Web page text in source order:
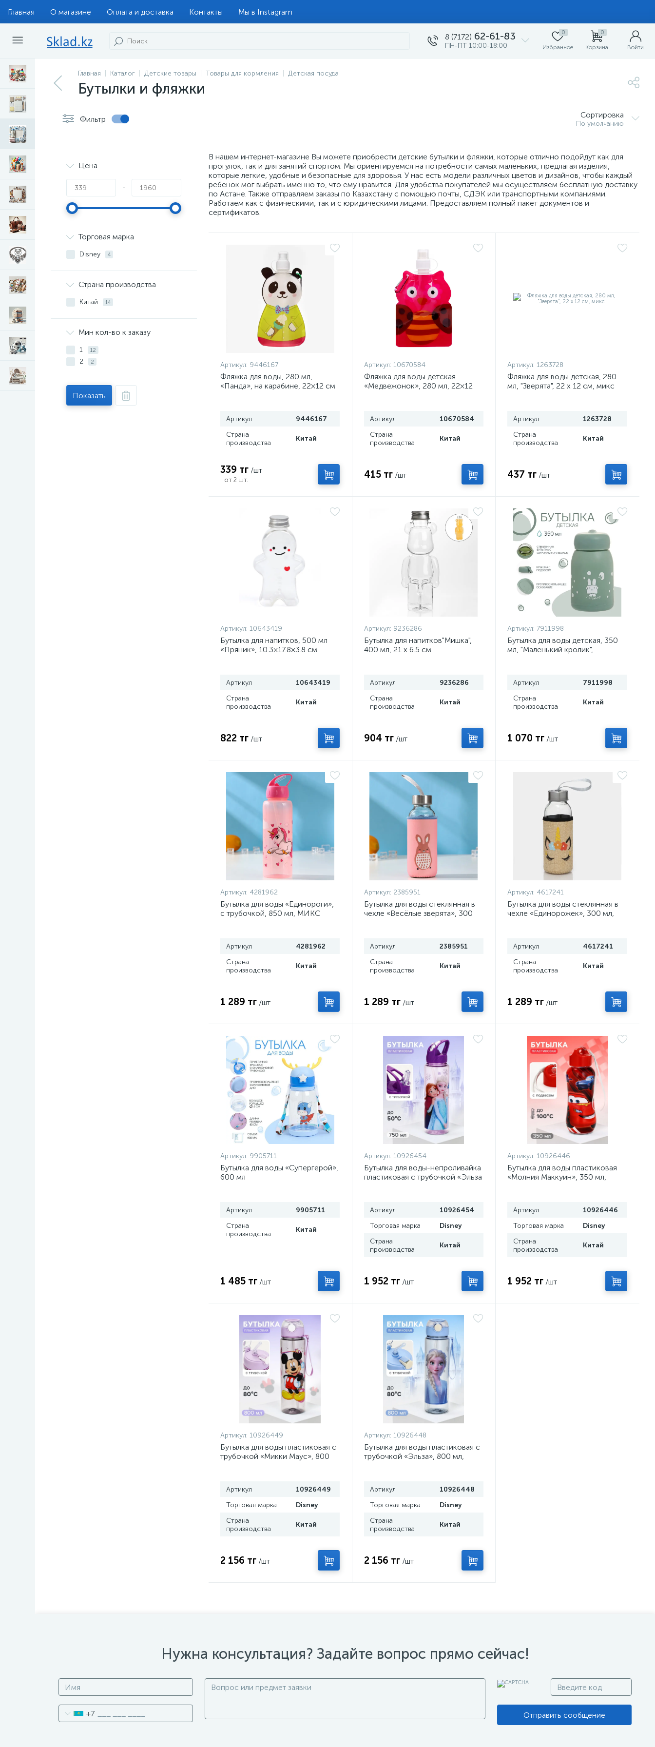
Главная О магазине Оплата и доставка Контакты Мы в Instagram
8 (7172) 62-61-83
ПН-ПТ 10:00-18:00
0
Избранное
0
Корзина Войти
Главная Каталог Детские товары Товары для кормления Детская посуда
Бутылки и фляжки
Фильтр Сортировка
По умолчанию
Цена
-
Торговая марка
Disney 4
Страна производства
Китай 14
Мин кол-во к заказу
1 12
2 2
Показать
В нашем интернет-магазине Вы можете приобрести детские бутылки и фляжки, которые отлично подойдут как для
прогулок, так и для занятий спортом. Мы ориентируемся на потребности самых маленьких, предлагая изделия,
которые легкие, удобные и безопасные для здоровья. У нас есть модели различных цветов и дизайнов, чтобы каждый
ребенок мог выбрать именно то, что ему нравится. Для удобства покупателей мы осуществляем бесплатную доставку
по Астане. Также отправляем заказы по Казахстану с помощью почты, СДЭК или транспортными компаниями.
Работаем как с физическими, так и с юридическими лицами. Предоставляем полный пакет документов и
сертификатов.
Артикул: 9446167
Фляжка для воды, 280 мл,
«Панда», на карабине, 22×12 см
Артикул
9446167
Страна
производства
Китай
339 тг /шт
от 2 шт.
Артикул: 10670584
Фляжка для воды детская
«Медвежонок», 280 мл, 22×12
Артикул
10670584
Страна
производства
Китай
415 тг /шт
Артикул: 1263728
Фляжка для воды детская, 280
мл, "Зверята", 22 х 12 см, микс
Артикул
1263728
Страна
производства
Китай
437 тг /шт
Артикул: 10643419
Бутылка для напитков, 500 мл
«Пряник», 10.3×17.8×3.8 см
Артикул
10643419
Страна
производства
Китай
822 тг /шт
Артикул: 9236286
Бутылка для напитков"Мишка",
400 мл, 21 х 6.5 см
Артикул
9236286
Страна
производства
Китай
904 тг /шт
Артикул: 7911998
Бутылка для воды детская, 350
мл, "Маленький кролик",
Артикул
7911998
Страна
производства
Китай
1 070 тг /шт
Артикул: 4281962
Бутылка для воды «Единороги»,
с трубочкой, 850 мл, МИКС
Артикул
4281962
Страна
производства
Китай
1 289 тг /шт
Артикул: 2385951
Бутылка для воды стеклянная в
чехле «Весёлые зверята», 300
Артикул
2385951
Страна
производства
Китай
1 289 тг /шт
Артикул: 4617241
Бутылка для воды стеклянная в
чехле «Единорожек», 300 мл,
Артикул
4617241
Страна
производства
Китай
1 289 тг /шт
Артикул: 9905711
Бутылка для воды «Супергерой»,
600 мл
Артикул
9905711
Страна
производства
Китай
1 485 тг /шт
Артикул: 10926454
Бутылка для воды-непроливайка
пластиковая с трубочкой «Эльза
Артикул
10926454
Торговая марка
Disney
Страна
производства
Китай
1 952 тг /шт
Артикул: 10926446
Бутылка для воды пластиковая
«Молния Маккуин», 350 мл,
Артикул
10926446
Торговая марка
Disney
Страна
производства
Китай
1 952 тг /шт
Артикул: 10926449
Бутылка для воды пластиковая с
трубочкой «Микки Маус», 800
Артикул
10926449
Торговая марка
Disney
Страна
производства
Китай
2 156 тг /шт
Артикул: 10926448
Бутылка для воды пластиковая с
трубочкой «Эльза», 800 мл,
Артикул
10926448
Торговая марка
Disney
Страна
производства
Китай
2 156 тг /шт
Нужна консультация? Задайте вопрос прямо сейчас!
+7 Отправить сообщение